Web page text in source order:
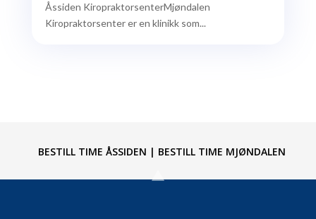
Åssiden KiropraktorsenterMjøndalen
Kiropraktorsenter er en klinikk som...
BESTILL TIME ÅSSIDEN | BESTILL TIME MJØNDALEN